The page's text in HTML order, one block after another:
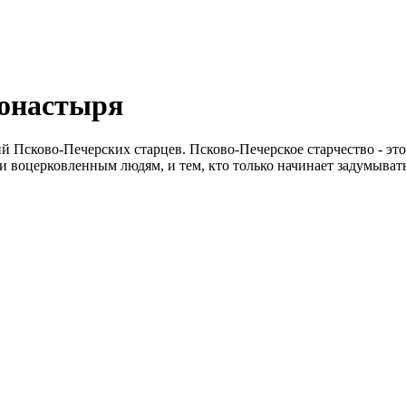
Печерских старцев. Псково-Печерское старчество -
воцерковленным людям, и тем, кто только начинает